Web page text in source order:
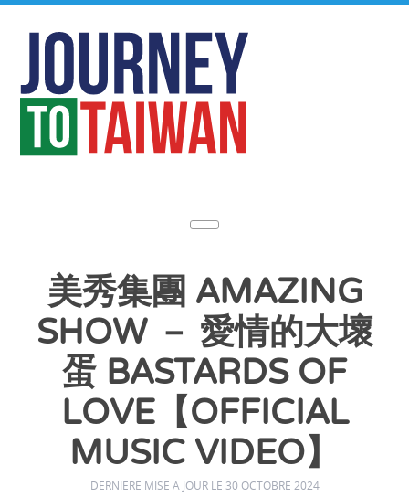
美秀集團 AMAZING
SHOW － 愛情的大壞
蛋 BASTARDS OF
LOVE【OFFICIAL
MUSIC VIDEO】
DERNIÈRE MISE À JOUR LE 30 OCTOBRE 2024